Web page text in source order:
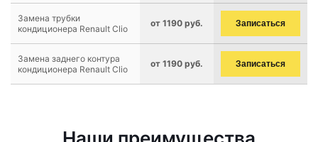
Замена трубки
кондиционера Renault Clio
от 1190 руб. Записаться
Замена заднего контура
кондиционера Renault Clio
от 1190 руб. Записаться